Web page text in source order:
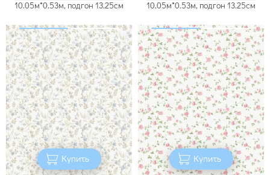
10.05м*0.53м, подгон 13.25см
Купить
10.05м*0.53м, подгон 13.25см
Купить